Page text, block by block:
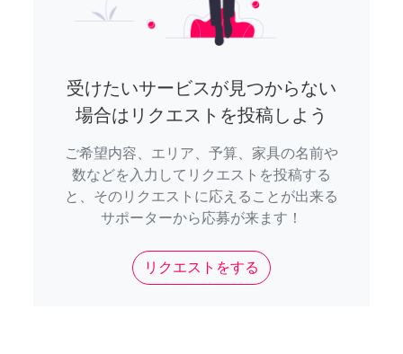
受けたいサービスが見つからない
場合はリクエストを投稿しよう
ご希望内容、エリア、予算、家具の名前や
数などを入力してリクエストを投稿する
と、そのリクエストに応えることが出来る
サポーターから応募が来ます！
リクエストをする